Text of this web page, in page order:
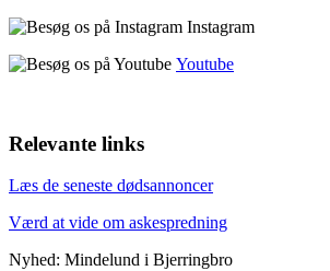
Instagram
Youtube
Relevante links
Læs de seneste dødsannoncer
Værd at vide om askespredning
Nyhed: Mindelund i Bjerringbro